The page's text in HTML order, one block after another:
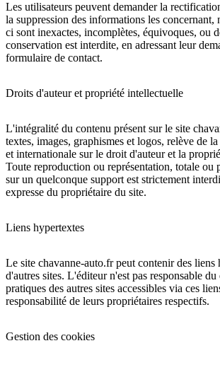
Les utilisateurs peuvent demander la
la suppression des informations les concernant,
ci sont inexactes, incomplètes, équivoques, ou
conservation est interdite, en adressant leur
formulaire de contact.
Droits d'auteur et propriété intellectuelle
L'intégralité du contenu présent sur le site
textes, images, graphismes et logos, relève de
et internationale sur le droit d'auteur et la
Toute reproduction ou représentation, totale ou
sur un quelconque support est strictement
expresse du propriétaire du site.
Liens hypertextes
Le site chavanne-auto.fr peut contenir des liens
d'autres sites. L'éditeur n'est pas responsable
pratiques des autres sites accessibles via ces
responsabilité de leurs propriétaires respectifs.
Gestion des cookies